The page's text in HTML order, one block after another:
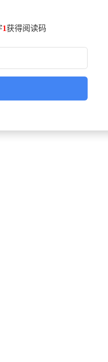
，ATM-er不一定真的“
出来的是“没事，有我"的安
的"SBTI"非常好奇。
生活压力。
1获得阅读码